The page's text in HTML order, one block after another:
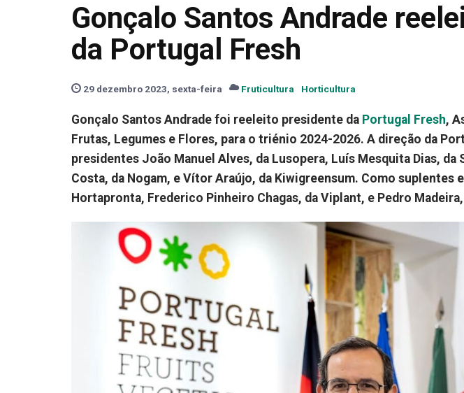
Gonçalo Santos Andrade
da Portugal Fresh
29 dezembro 2023, sexta-feira Fruticultura Horticultura
Gonçalo Santos Andrade foi reeleito presidente da Portugal Fresh,
Frutas, Legumes e Flores, para o triénio 2024-2026. A direção da
presidentes João Manuel Alves, da Lusopera, Luís Mesquita Dias, da
Costa, da Nogam, e Vítor Araújo, da Kiwigreensum. Como suplentes
Hortapronta, Frederico Pinheiro Chagas, da Viplant, e Pedro